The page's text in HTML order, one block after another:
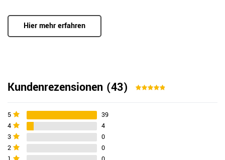
Hier mehr erfahren
Kundenrezensionen (43)
5
39
4
4
3
0
2
0